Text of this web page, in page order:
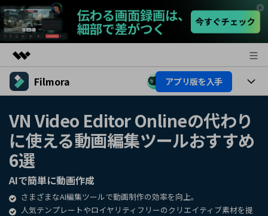
製品
ユーティリティ
法人・教育・パートナー
概要
ソリューション
企業情報
プラン＆価格
サポート
Filmora アプリ版を入手
プラットフォーム
製品機能
AI機能
AI機能
AIヒント
活用法
Filmoraのユーザー層
動画編集関連知識
VN Video Editor Onlineの代わり
に使える動画編集ツールおすすめ
6選
AIで簡単に動画作成
さまざまなAI編集ツールで動画制作の効率を向上。
人気テンプレートやロイヤリティフリーのクリエイティブ素材を提